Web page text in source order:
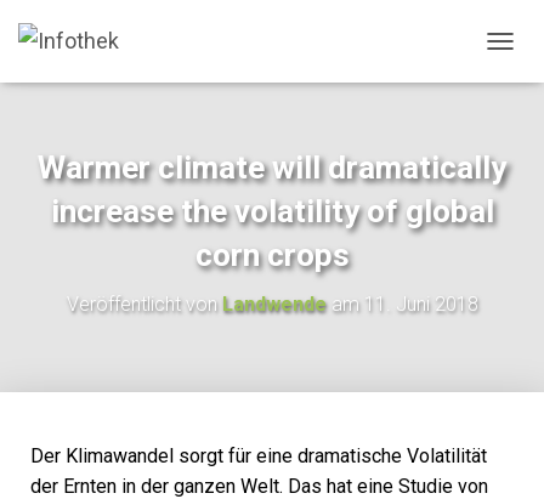
A
A
Warmer climate will dramatically
increase the volatility of global
corn crops
Veröffentlicht von Landwendeam 11. Juni 2018
Der Klimawandel sorgt für eine dramatische Volatilität
der Ernten in der ganzen Welt. Das hat eine Studie von